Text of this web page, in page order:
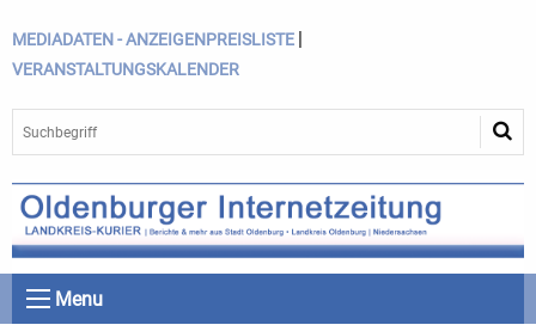
MEDIADATEN - ANZEIGENPREISLISTE |
VERANSTALTUNGSKALENDER
Menu